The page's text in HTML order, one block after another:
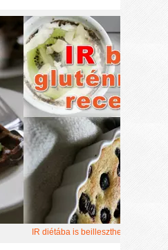
IR diétába is beilleszthető